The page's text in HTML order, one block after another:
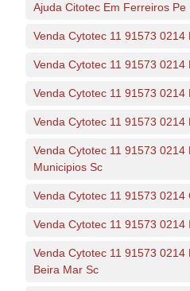
Ajuda Citotec Em Ferreiros Pe
Venda Cytotec 11 91573 0214
Venda Cytotec 11 91573
Venda Cytotec 11 91573 0214
Venda Cytotec 11 91573
Venda Cytotec 11 91573
Municipios Sc
Venda Cytotec 11 91573 0214
Venda Cytotec 11 91573 0214
Venda Cytotec 11 91573
Beira Mar Sc